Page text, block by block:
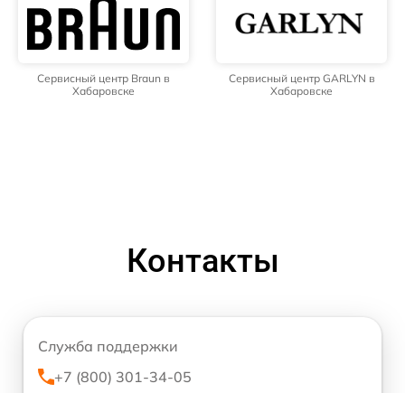
Сервисный центр Braun в
Хабаровске
Сервисный центр GARLYN в
Хабаровске
Контакты
Служба поддержки
+7 (800) 301-34-05